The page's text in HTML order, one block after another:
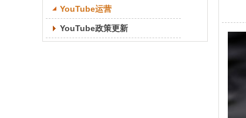
YouTube运营
YouTube政策更新